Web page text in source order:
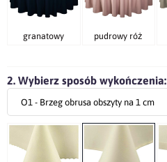
granatowy pudrowy róż
2. Wybierz sposób wykończenia: